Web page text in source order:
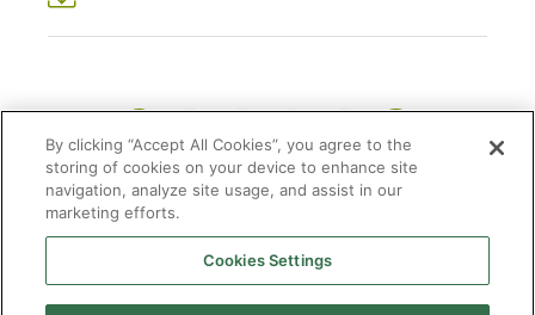
By clicking “Accept All Cookies”, you agree to the
storing of cookies on your device to enhance site
navigation, analyze site usage, and assist in our
marketing efforts.
Cookies Settings